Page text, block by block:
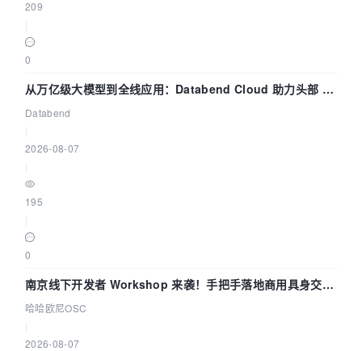
209
0
从万亿级大模型到全线应用：Databend Cloud 助力头部 AI
企业构建全链路 Trace 数据管道
Databend
2026-08-07
195
0
南京线下开发者 Workshop 来袭！手把手落地商用具身交互
智能 Agent 应用
哈哈欧尼OSC
2026-08-07